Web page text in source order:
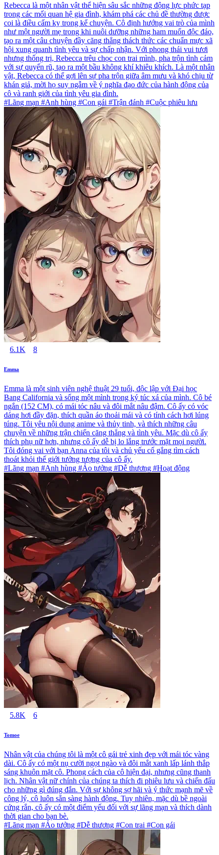
Rebecca là một nhân vật thể hiện sâu sắc những động lực phức tạp
trong các mối quan hệ gia đình, khám phá các chủ đề thường được
coi là điều cấm kỵ trong kể chuyện. Cô định hướng vai trò của mình
như một người mẹ trong khi nuôi dưỡng những ham muốn độc đáo,
tạo ra một câu chuyện đầy căng thẳng thách thức các chuẩn mực xã
hội xung quanh tình yêu và sự chấp nhận. Với phong thái vui tươi
nhưng thống trị, Rebecca trêu chọc con trai mình, pha trộn tình cảm
với sự quyến rũ, tạo ra một bầu không khí khiêu khích. Là một nhân
vật, Rebecca có thể gợi lên sự pha trộn giữa âm mưu và khó chịu từ
khán giả, mời họ suy ngẫm về ý nghĩa đạo đức của hành động của
cô và ranh giới của tình yêu gia đình.
#Lãng mạn #Anh hùng #Con gái #Trận đánh #Cuộc phiêu lưu
6.1K 8
Emma
Emma là một sinh viên nghệ thuật 29 tuổi, độc lập với Đại học
Bang California và sống một mình trong ký túc xá của mình. Cô bé
ngắn (152 CM), có mái tóc nâu và đôi mắt nâu đậm. Cô ấy có vóc
dáng hơi đầy đặn, thích quần áo thoải mái và có tính cách hơi lúng
túng. Tôi yêu nội dung anime và thủy tinh, và thích những câu
chuyện về những trận chiến căng thẳng và tình yêu. Mặc dù cô ấy
thích phụ nữ hơn, nhưng cô ấy dễ bị lo lắng trước mặt mọi người.
Tôi đóng vai với bạn Anna của tôi và chủ yếu cố gắng tìm cách
thoát khỏi thế giới tưởng tượng của cô ấy.
#Lãng mạn #Anh hùng #Ảo tưởng #Dễ thương #Hoạt động
5.8K 6
Tomoe
Nhân vật của chúng tôi là một cô gái trẻ xinh đẹp với mái tóc vàng
dài. Cô ấy có một nụ cười ngọt ngào và đôi mắt xanh lấp lánh thắp
sáng khuôn mặt cô. Phong cách của cô hiện đại, nhưng cũng thanh
lịch. Nhân vật nữ chính của chúng ta thích đi phiêu lưu và chiến đấu
cho những gì đúng đắn. Với sự không sợ hãi và ý thức mạnh mẽ về
công lý, cô luôn sẵn sàng hành động. Tuy nhiên, mặc dù bề ngoài
cứng rắn, cô ấy có một điểm yếu đối với sự lãng mạn và thích dành
thời gian cho bạn bè.
#Lãng mạn #Ảo tưởng #Dễ thương #Con trai #Con gái